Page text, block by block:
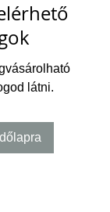
látni.